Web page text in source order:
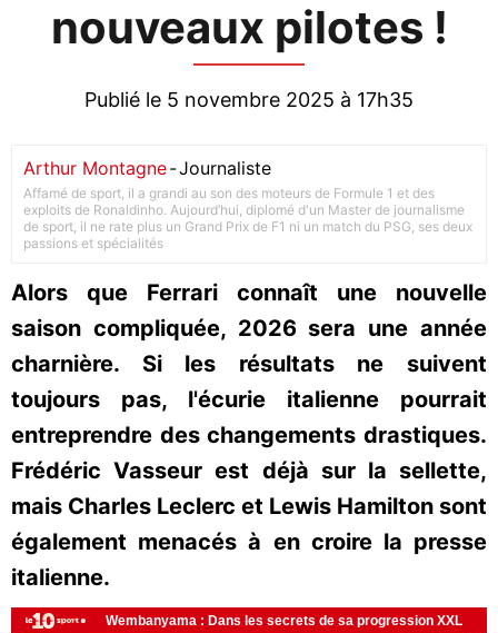
nouveaux pilotes !
Publié le 5 novembre 2025 à 17h35
Arthur Montagne-Journaliste
Affamé de sport, il a grandi au son des moteurs de Formule 1 et des
exploits de Ronaldinho. Aujourd’hui, diplomé d'un Master de journalisme
de sport, il ne rate plus un Grand Prix de F1 ni un match du PSG, ses deux
passions et spécialités
Alors que Ferrari connaît une nouvelle
saison compliquée, 2026 sera une année
charnière. Si les résultats ne suivent
toujours pas, l'écurie italienne pourrait
entreprendre des changements drastiques.
Frédéric Vasseur est déjà sur la sellette,
mais Charles Leclerc et Lewis Hamilton sont
également menacés à en croire la presse
italienne.